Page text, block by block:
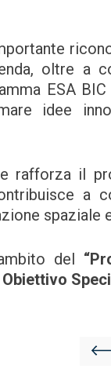
oltre a
ESA
idee
rafforza il
a
spaziale
del